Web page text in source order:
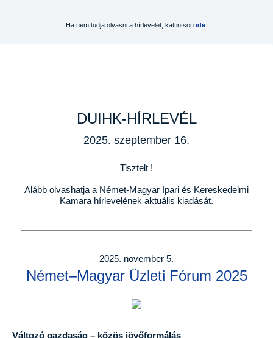
Ha nem tudja olvasni a hírlevelet, kattintson ide
DUIHK-HÍRLEVÉL
2025. szeptember 16.
Tisztelt !
Alább olvashatja a Német-Magyar Ipari és Kereskedelmi
Kamara hírlevelének aktuális kiadását.
2025. november 5.
Német–Magyar Üzleti Fórum 2025
Változó gazdaság – közös jövőformálás